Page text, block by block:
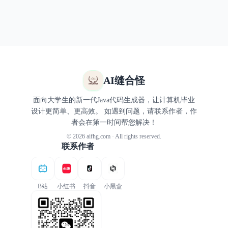
AI缝合怪
面向大学生的新一代Java代码生成器，让计算机毕业
设计更简单、更高效。 如遇到问题，请联系作者，作
者会在第一时间帮您解决！
© 2026 aifhg.com · All rights reserved.
联系作者
B站 小红书 抖音 小黑盒